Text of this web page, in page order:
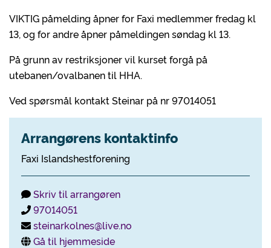
VIKTIG påmelding åpner for Faxi medlemmer fredag kl
13, og for andre åpner påmeldingen søndag kl 13.
På grunn av restriksjoner vil kurset forgå på
utebanen/ovalbanen til HHA.
Ved spørsmål kontakt Steinar på nr 97014051
Arrangørens kontaktinfo
Faxi Islandshestforening
Skriv til arrangøren
97014051
steinarkolnes@live.no
Gå til hjemmeside